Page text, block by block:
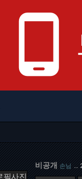
phone_android
비공개 손님 …